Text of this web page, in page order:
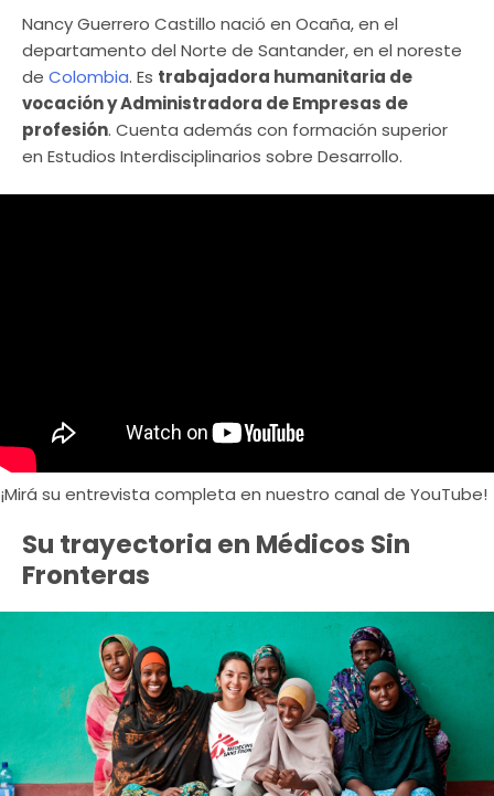
Nancy Guerrero Castillo nació en Ocaña, en el
departamento del Norte de Santander, en el noreste
de Colombia. Es trabajadora humanitaria de
vocación y Administradora de Empresas de
profesión. Cuenta además con formación superior
en Estudios Interdisciplinarios sobre Desarrollo.
¡Mirá su entrevista completa en nuestro canal de YouTube!
Su trayectoria en Médicos Sin
Fronteras